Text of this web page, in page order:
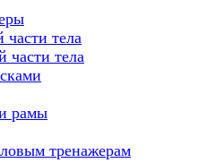
тела
части тела
рамы
тренажерам